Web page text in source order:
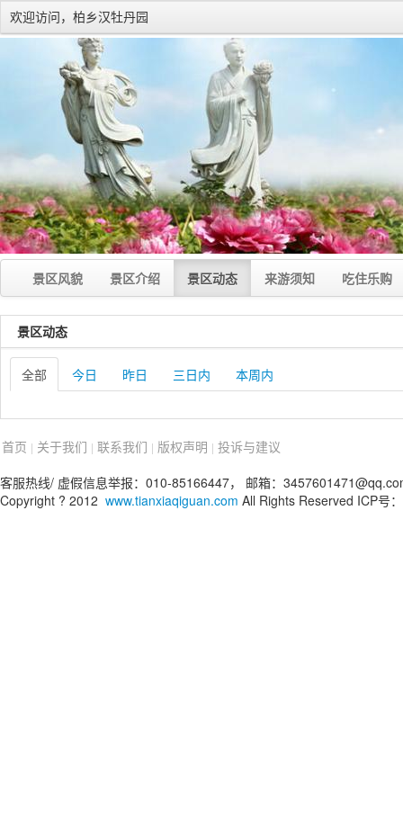
欢迎访问，柏乡汉牡丹园
景区风貌 景区介绍 景区动态 来游须知 吃住乐购
景区动态
全部 今日 昨日 三日内 本周内
首页 | 关于我们 | 联系我们 | 版权声明 | 投诉与建议
客服热线/ 虚假信息举报：010-85166447， 邮箱：
Copyright ? 2012 www.tianxiaqiguan.com All Rights Reserved ICP号：